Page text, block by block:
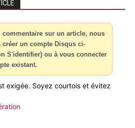
commentaire sur un article, nous
un compte Disqus ci-
S'identifier) ou à vous connecter
existant.
exigée. Soyez courtois et évitez